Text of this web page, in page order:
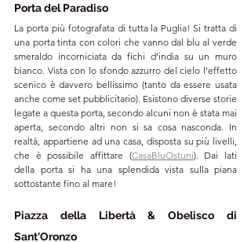
Porta del Paradiso
La porta più fotografata di tutta la Puglia! Si tratta di
una porta tinta con colori che vanno dal blu al verde
smeraldo incorniciata da fichi d’india su un muro
bianco. Vista con lo sfondo azzurro del cielo l'effetto
scenico è davvero bellissimo (tanto da essere usata
anche come set pubblicitario). Esistono diverse storie
legate a questa porta, secondo alcuni non è stata mai
aperta, secondo altri non si sa cosa nasconda. In
realtà, appartiene ad una casa, disposta su più livelli,
che è possibile affittare (CasaBluOstuni). Dai lati
della porta si ha una splendida vista sulla piana
sottostante fino al mare!
Piazza della Libertà & Obelisco di
Sant'Oronzo